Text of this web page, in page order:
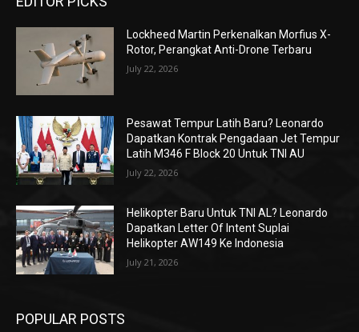
Lockheed Martin Perkenalkan Morfius X-
Rotor, Perangkat Anti-Drone Terbaru
July 22, 2026
Pesawat Tempur Latih Baru? Leonardo
Dapatkan Kontrak Pengadaan Jet Tempur
Latih M346 F Block 20 Untuk TNI AU
July 22, 2026
Helikopter Baru Untuk TNI AL? Leonardo
Dapatkan Letter Of Intent Suplai
Helikopter AW149 Ke Indonesia
July 21, 2026
POPULAR POSTS